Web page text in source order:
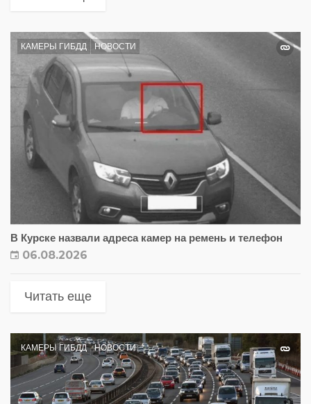
КАМЕРЫ ГИБДД НОВОСТИ
В Курске назвали адреса камер на ремень и телефон
06.08.2026
Читать еще
КАМЕРЫ ГИБДД НОВОСТИ